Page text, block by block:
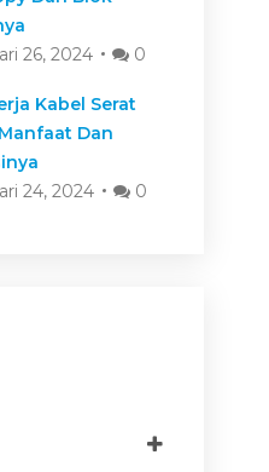
26, 2024
0
Kabel Serat
Dan
24, 2024
0